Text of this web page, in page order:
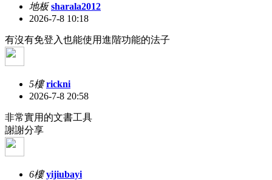
地板 sharala2012
2026-7-8 10:18
有沒有免登入也能使用進階功能的法子
5樓 rickni
2026-7-8 20:58
非常實用的文書工具
謝謝分享
6樓 yijiubayi